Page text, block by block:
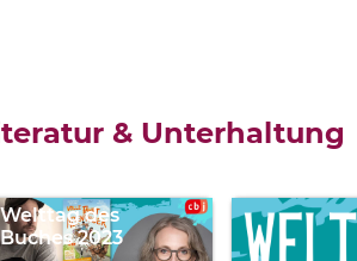
& Unterhaltung
Reschke,
Timo
Welttag des
Buches 2023